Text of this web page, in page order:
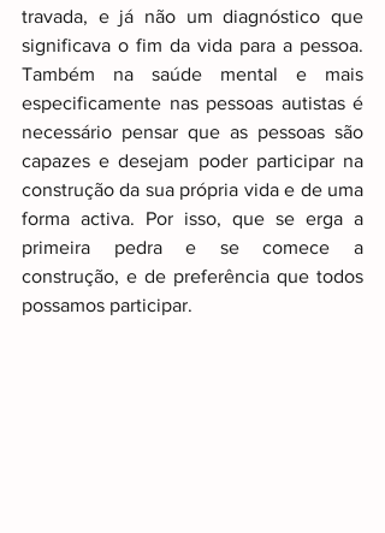
travada, e já não um diagnóstico que
significava o fim da vida para a pessoa.
Também na saúde mental e mais
especificamente nas pessoas autistas é
necessário pensar que as pessoas são
capazes e desejam poder participar na
construção da sua própria vida e de uma
forma activa. Por isso, que se erga a
primeira pedra e se comece a
construção, e de preferência que todos
possamos participar.